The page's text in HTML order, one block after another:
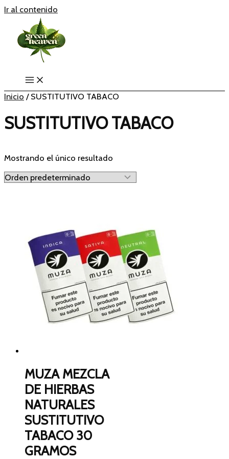
Ir al contenido
Inicio / SUSTITUTIVO TABACO
SUSTITUTIVO TABACO
Mostrando el único resultado
MUZA MEZCLA
DE HIERBAS
NATURALES
SUSTITUTIVO
TABACO 30
GRAMOS